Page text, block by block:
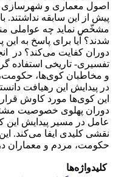
اصول معماری و شهرسازی
پیش از این سابقه
مشخّص نماید چه عواملی
شدند؟ آیا برای پاسخ به
دوران کفایت می‌کند؟ در
تفسیری- تاریخی استفاده
و مخاطبان کوی‌ها،
در پیدایش این رهیافت
این کوی‌ها مورد کاوش
دوران پهلوی خصوصیت
عامل در مسیر پیدایش
نقشی کلیدی ایفا می‌کند.
حکومت، مردم و معماران
کلیدواژه‌ها